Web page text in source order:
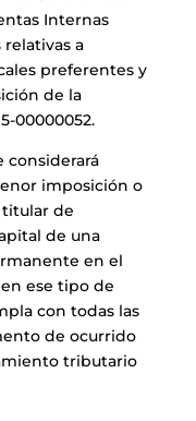
Internas
relativas a
preferentes y
de la
00000052.
considerará
imposición o
de
de una
en el
ese tipo de
con todas las
de ocurrido
tributario